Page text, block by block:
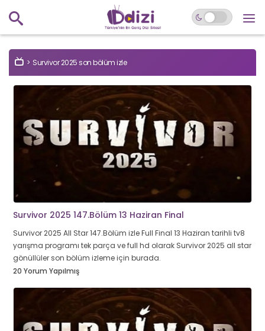
Survivor 2025 son bölüm izle
Survivor 2025 147.Bölüm 13 Haziran Final
Survivor 2025 All Star 147.Bölüm izle Full Final 13 Haziran tarihli tv8
yarışma programı tek parça ve full hd olarak Survivor 2025 all star
gönüllüler son bölüm izleme için burada.
20 Yorum Yapılmış